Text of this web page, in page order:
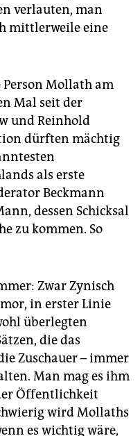
verlauten, man
mittlerweile eine
Mollath am
Mal seit der
und Reinhold
dürften mächtig
als erste
Beckmann
dessen Schicksal
zu kommen. So
Zwar Zynisch
in erster Linie
überlegten
die das
Zuschauer – immer
Man mag es ihm
Öffentlichkeit
wird Mollaths
es wichtig wäre,